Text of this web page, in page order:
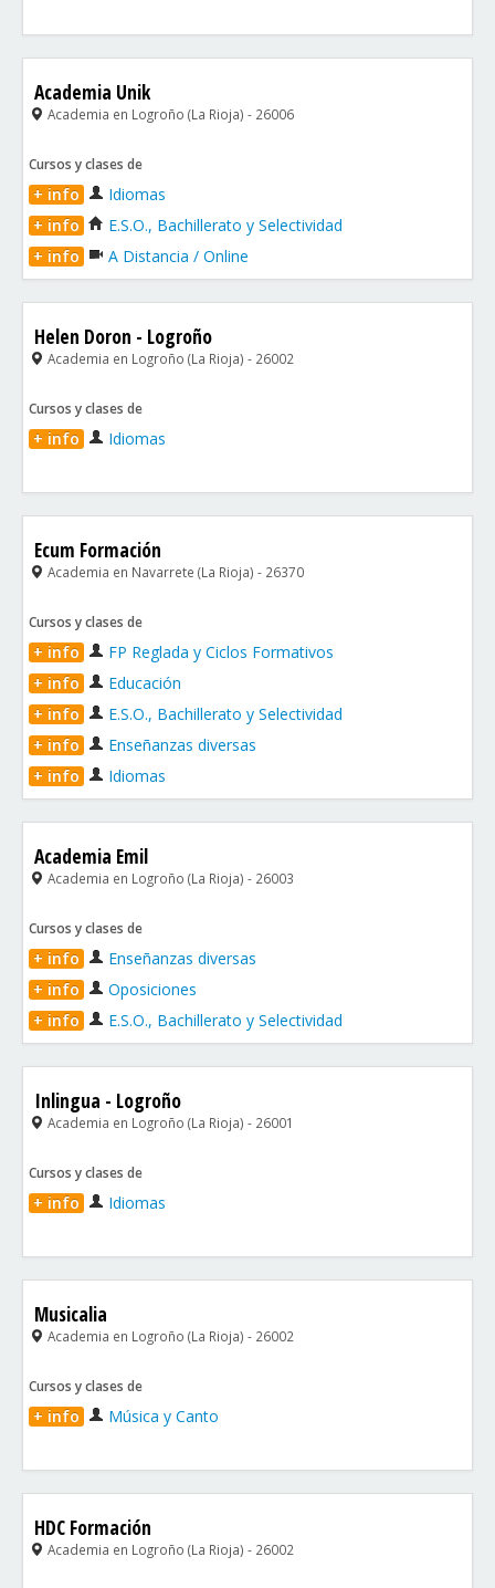
Academia Unik
Academia en Logroño (La Rioja) - 26006
Cursos y clases de
+ info
Idiomas
+ info
E.S.O., Bachillerato y Selectividad
+ info
A Distancia / Online
Helen Doron - Logroño
Academia en Logroño (La Rioja) - 26002
Cursos y clases de
+ info Idiomas
Ecum Formación
Academia en Navarrete (La Rioja) - 26370
Cursos y clases de
+ info
FP Reglada y Ciclos Formativos
+ info
Educación
+ info
E.S.O., Bachillerato y Selectividad
+ info
Enseñanzas diversas
+ info
Idiomas
Academia Emil
Academia en Logroño (La Rioja) - 26003
Cursos y clases de
+ info
Enseñanzas diversas
+ info
Oposiciones
+ info
E.S.O., Bachillerato y Selectividad
Inlingua - Logroño
Academia en Logroño (La Rioja) - 26001
Cursos y clases de
+ info Idiomas
Musicalia
Academia en Logroño (La Rioja) - 26002
Cursos y clases de
+ info Música y Canto
HDC Formación
Academia en Logroño (La Rioja) - 26002